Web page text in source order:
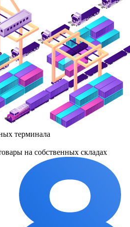
терминала
на собственных складах